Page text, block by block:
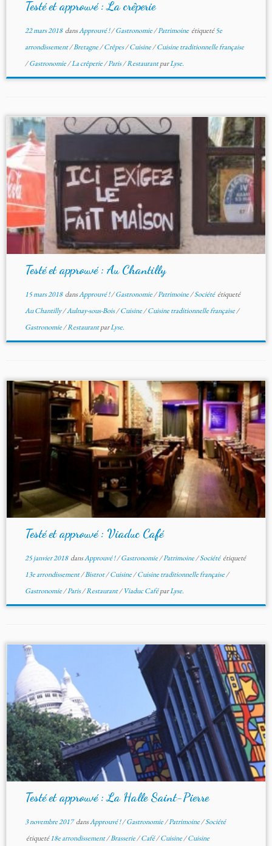
Testé et approuvé : La crêperie
22 mars 2018dansApprouvé !/Gastronomie/Patrimoine étiqueté5e
arrondissement/Bretagne/Crêpes/Cuisine/Cuisine traditionnelle française
/Gastronomie/La crêperie/Paris/RestaurantparLyse.
Testé et approuvé : Au Chantilly
15 mars 2018dansApprouvé !/Gastronomie/Patrimoine/Société étiqueté
Au Chantilly/Aulnay-sous-Bois/Cuisine/Cuisine traditionnelle française/
Gastronomie/RestaurantparLyse.
Testé et approuvé : Viaduc Café
25 janvier 2018dansApprouvé !/Gastronomie/Patrimoine/Société étiqueté
13e arrondissement/Bistrot/Cuisine/Cuisine traditionnelle française/
Gastronomie/Paris/Restaurant/Viaduc CaféparLyse.
Testé et approuvé : La Halle Saint-Pierre
3 novembre 2017dansApprouvé !/Gastronomie/Patrimoine/Société
étiqueté18e arrondissement/Brasserie/Café/Cuisine/Cuisine